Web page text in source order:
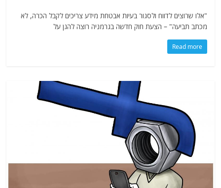
"אלו שרוצים לדווח ולסגור בעיות אבטחת מידע צריכים לקבל הכרה, לא
מכתב תביעה" – הצעת חוק חדשה בגרמניה רוצה להגן על
Read more